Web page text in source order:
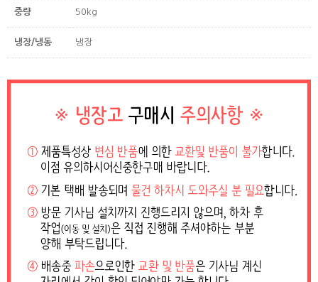
중량 50kg
냉장/냉동 냉장